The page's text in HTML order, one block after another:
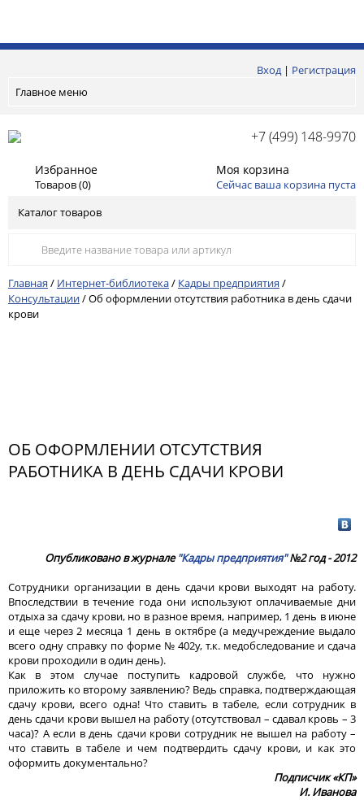
Вход| Регистрация
Главное меню
+7 (499) 148-9970
Избранное
Товаров (0)
Моя корзина
Сейчас ваша корзина пуста
Каталог товаров
Главная / Интернет-библиотека/ Кадры предприятия /
Консультации/Об оформлении отсутствия работника в день сдачи
крови
ОБ ОФОРМЛЕНИИ ОТСУТСТВИЯ
РАБОТНИКА В ДЕНЬ СДАЧИ КРОВИ
Опубликовано в журнале"Кадры предприятия"№2 год - 2012
Сотрудники организации в день сдачи крови выходят на работу.
Впоследствии в течение года они используют оплачиваемые дни
отдыха за сдачу крови, но в разное время, например, 1 день в июне
и еще через 2 месяца 1 день в октябре (а медучреждение выдало
всего одну справку по форме № 402у, т.к. медобследование и сдача
крови проходили в один день).
Как в этом случае поступить кадровой службе, что нужно
приложить ко второму заявлению? Ведь справка, подтверждающая
сдачу крови, всего одна! Что ставить в табеле, если сотрудник в
день сдачи крови вышел на работу (отсутствовал – сдавал кровь – 3
часа)? А если в день сдачи крови сотрудник не вышел на работу –
что ставить в табеле и чем подтвердить сдачу крови, и как это
оформить документально?
Подписчик «КП»
И. Иванова